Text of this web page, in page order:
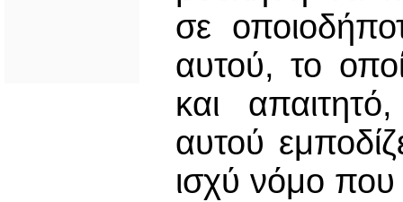
σε
αυτού, το
και
αυτού
ισχύ νόμο